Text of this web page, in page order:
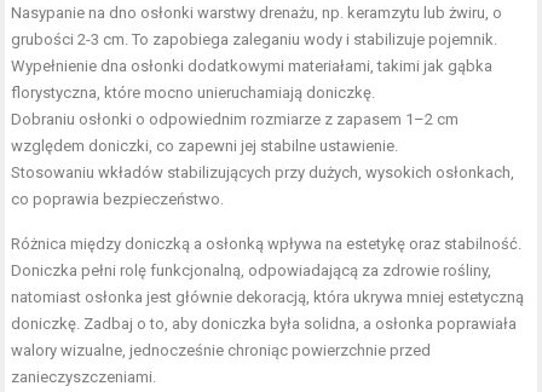
Nasypanie na dno osłonki warstwy drenażu, np. keramzytu lub żwiru, o
grubości 2-3 cm. To zapobiega zaleganiu wody i stabilizuje pojemnik.
Wypełnienie dna osłonki dodatkowymi materiałami, takimi jak gąbka
florystyczna, które mocno unieruchamiają doniczkę.
Dobraniu osłonki o odpowiednim rozmiarze z zapasem 1–2 cm
względem doniczki, co zapewni jej stabilne ustawienie.
Stosowaniu wkładów stabilizujących przy dużych, wysokich osłonkach,
co poprawia bezpieczeństwo.
Różnica między doniczką a osłonką wpływa na estetykę oraz stabilność.
Doniczka pełni rolę funkcjonalną, odpowiadającą za zdrowie rośliny,
natomiast osłonka jest głównie dekoracją, która ukrywa mniej estetyczną
doniczkę. Zadbaj o to, aby doniczka była solidna, a osłonka poprawiała
walory wizualne, jednocześnie chroniąc powierzchnie przed
zanieczyszczeniami.